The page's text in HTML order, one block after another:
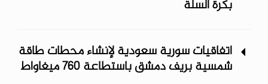
بكرة السلة
اتفاقيات سورية سعودية لإنشاء محطات طاقة
شمسية ‏بريف دمشق باستطاعة 760 ميغاواط